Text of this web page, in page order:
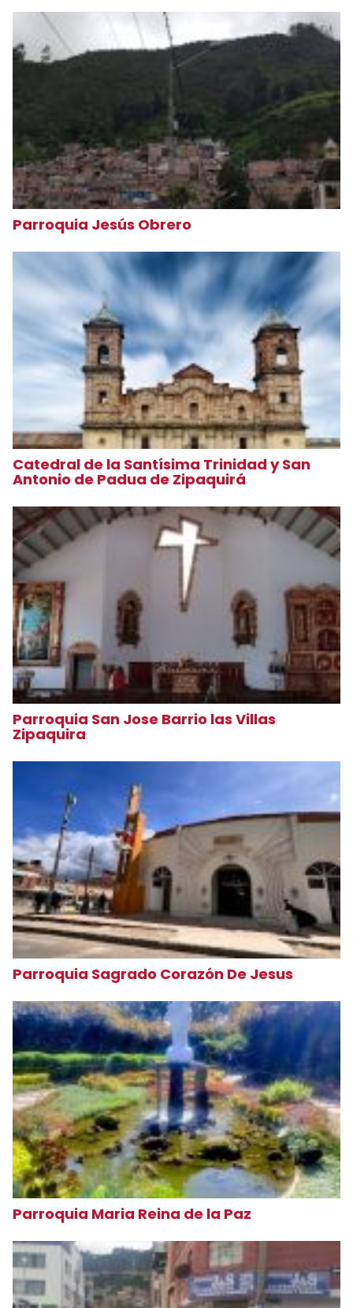
Parroquia Jesús Obrero
Catedral de la Santísima Trinidad y San
Antonio de Padua de Zipaquirá
Parroquia San Jose Barrio las Villas
Zipaquira
Parroquia Sagrado Corazón De Jesus
Parroquia Maria Reina de la Paz